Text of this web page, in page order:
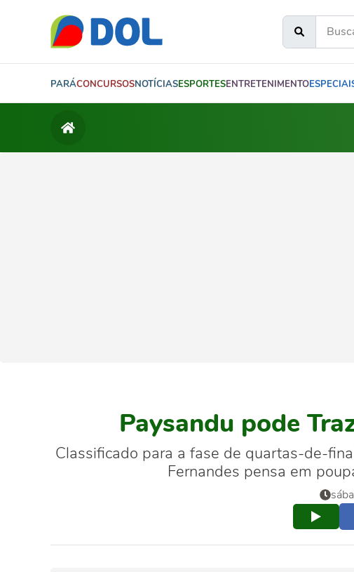
PARÁCONCURSOSNOTÍCIASESPORTESENTRETENIMENTO
Paysandu pode
Classificado para a fase de quartas-de-
Fernandes pensa em